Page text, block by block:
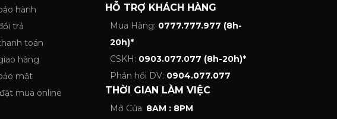
hành
trả
toán
hàng
mật
mua online
HỖ TRỢ KHÁCH HÀNG
Mua Hàng: 0777.777.977 (8h-
20h)*
CSKH: 0903.077.077 (8h-20h)*
Phản hồi DV: 0904.077.077
THỜI GIAN LÀM VIỆC
Mở Cửa: 8AM : 8PM